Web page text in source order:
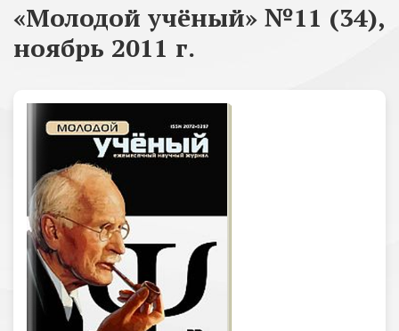
«Молодой учёный» №11 (34),
ноябрь 2011 г.